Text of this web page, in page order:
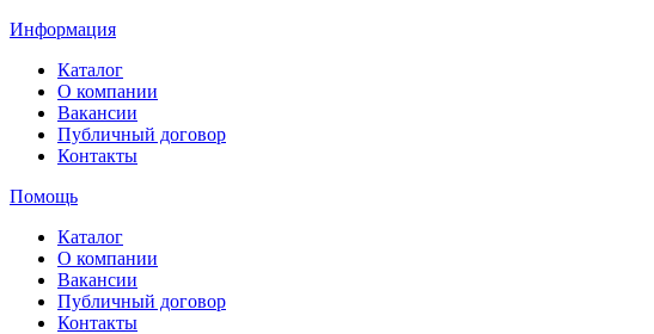
Информация
Каталог
О компании
Вакансии
Публичный договор
Контакты
Помощь
Каталог
О компании
Вакансии
Публичный договор
Контакты